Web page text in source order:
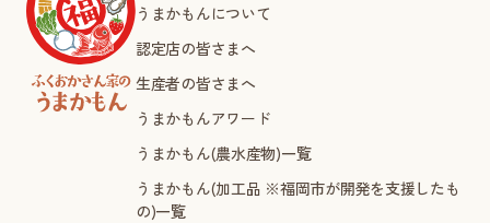
うまかもんについて
認定店の皆さまへ
生産者の皆さまへ
うまかもんアワード
うまかもん(農水産物)一覧
うまかもん(加工品 ※福岡市が開発を支援したも
の)一覧